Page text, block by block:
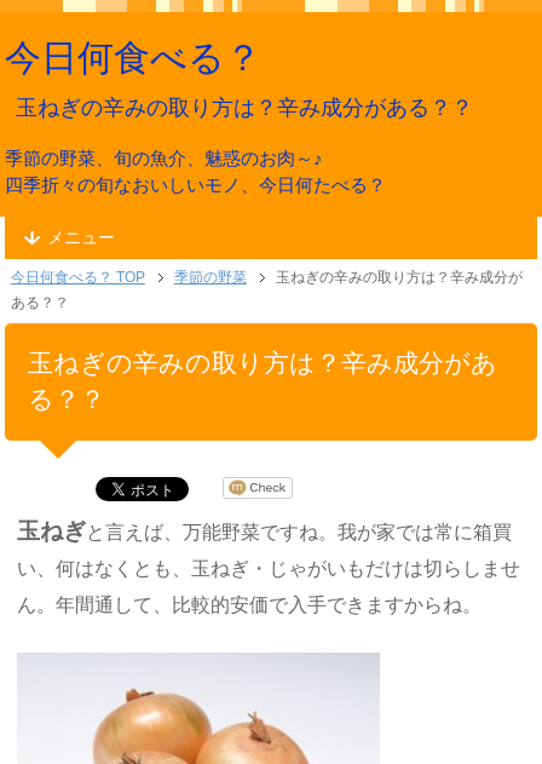
今日何食べる？
玉ねぎの辛みの取り方は？辛み成分がある？？
季節の野菜、旬の魚介、魅惑のお肉～♪
四季折々の旬なおいしいモノ、今日何たべる？
メニュー
今日何食べる？ TOP 季節の野菜
玉ねぎの辛みの取り方は？辛み成分が
ある？？
玉ねぎの辛みの取り方は？辛み成分があ
る？？
玉ねぎと言えば、万能野菜ですね。我が家では常に箱買
い、何はなくとも、玉ねぎ・じゃがいもだけは切らしませ
ん。年間通して、比較的安価で入手できますからね。